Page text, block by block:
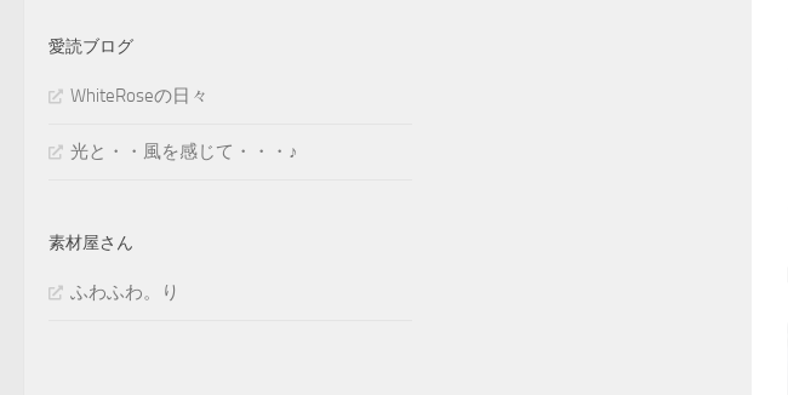
愛読ブログ
WhiteRoseの日々
光と・・風を感じて・・・♪
素材屋さん
ふわふわ。り